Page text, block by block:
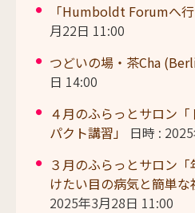
「Humboldt Forumへ行
月22日 11:00
つどいの場・茶Cha
日 14:00
４月のふらっとサロン
パクト講習」
日時 :
３月のふらっとサロン
けたい目の病気と簡単な
2025年3月28日 11:00